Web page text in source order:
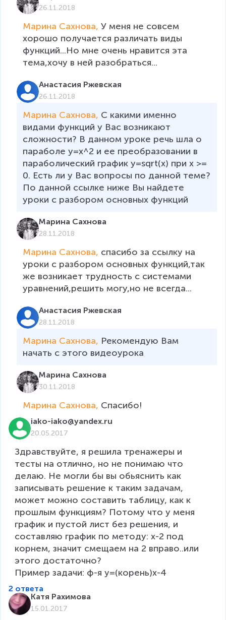
26.11.2018
Марина Сахнова, У меня не совсем
хорошо получается различать виды
функций...Но мне очень нравится эта
тема,хочу в ней разобраться...
Анастасия Ржевская
26.11.2018
Марина Сахнова, С какими именно
видами функций у Вас возникают
сложности? В данном уроке речь шла о
параболе y=x^2 и ее преобразовании в
параболический график y=sqrt(x) при x >=
0. Есть ли у Вас вопросы по данной теме?
По данной ссылке ниже Вы найдете
уроки с разбором основных функций
Марина Сахнова
28.11.2018
Марина Сахнова, спасибо за ссылку на
уроки с разбором основных функций,так
же возникает трудность с системами
уравнений,решить могу,но не всегда...
Анастасия Ржевская
28.11.2018
Марина Сахнова, Рекомендую Вам
начать с этого видеоурока
Марина Сахнова
30.11.2018
Марина Сахнова, Спасибо!
iako-iako@yandex.ru
20.05.2017
Здравствуйте, я решила тренажеры и
тесты на отлично, но не понимаю что
делаю. Не могли бы вы обьяснить как
записывать решение к таким задачам,
может можно составить таблицу, как к
прошлым функциям? Потому что у меня
график и пустой лист без решения, и
составляю график по методу: х-2 под
корнем, значит смещаем на 2 вправо..или
этого достаточно?
Пример задачи: ф-я у=(корень)х-4
2 ответа
Катя Рахимова
15.01.2017